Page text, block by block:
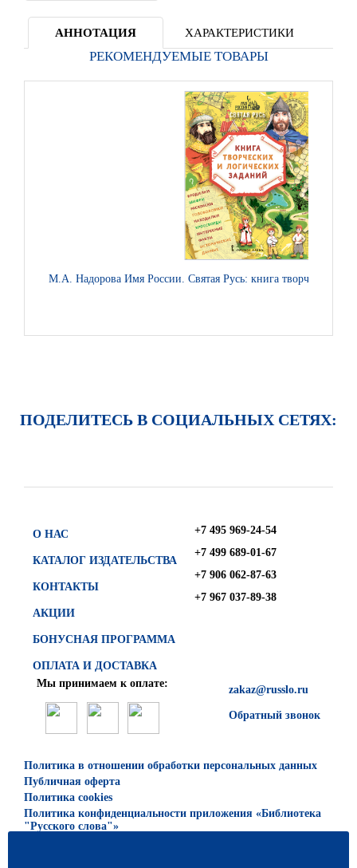
АННОТАЦИЯ ХАРАКТЕРИСТИКИ
РЕКОМЕНДУЕМЫЕ ТОВАРЫ
М.А. Надорова Имя России. Святая Русь: книга творческих и
ПОДЕЛИТЕСЬ В СОЦИАЛЬНЫХ СЕТЯХ:
О НАС
КАТАЛОГ ИЗДАТЕЛЬСТВА
КОНТАКТЫ
АКЦИИ
БОНУСНАЯ ПРОГРАММА
ОПЛАТА И ДОСТАВКА
+7 495 969-24-54
+7 499 689-01-67
+7 906 062-87-63
+7 967 037-89-38
zakaz@russlo.ru
Обратный звонок
Мы принимаем к оплате:
Политика в отношении обработки персональных данных
Публичная оферта
Политика cookies
Политика конфиденциальности приложения «Библиотека
"Русского слова"»